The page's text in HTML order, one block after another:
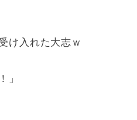
け入れた大志ｗ
」